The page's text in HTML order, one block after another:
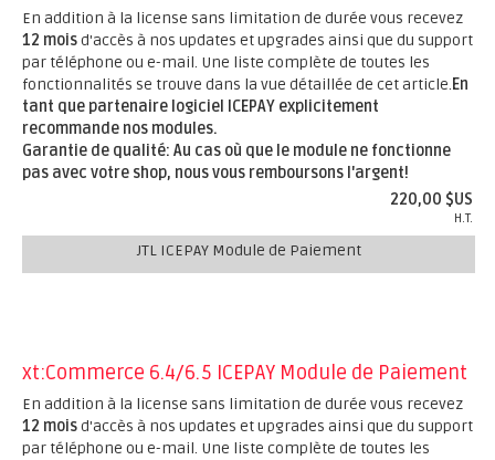
En addition à la license sans limitation de durée vous recevez
12 moisd'accès à nos updates et upgrades ainsi que du support
par téléphone ou e-mail. Une liste complète de toutes les
fonctionnalités se trouve dans la vue détaillée de cet article.En
tant que partenaire logiciel ICEPAY explicitement
recommande nos modules.
Garantie de qualité: Au cas où que le module ne fonctionne
pas avec votre shop, nous vous remboursons l'argent!
220,00 $US
H.T.
JTL ICEPAY Module de Paiement
xt:Commerce 6.4/6.5 ICEPAY Module de Paiement
En addition à la license sans limitation de durée vous recevez
12 moisd'accès à nos updates et upgrades ainsi que du support
par téléphone ou e-mail. Une liste complète de toutes les